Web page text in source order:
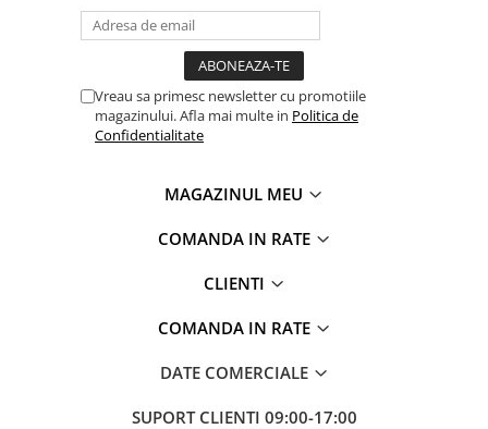
Vreau sa primesc newsletter cu promotiile
magazinului. Afla mai multe in Politica de
Confidentialitate
MAGAZINUL MEU
COMANDA IN RATE
CLIENTI
COMANDA IN RATE
DATE COMERCIALE
SUPORT CLIENTI 09:00-17:00